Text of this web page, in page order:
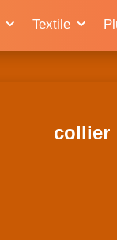
Textile
collier